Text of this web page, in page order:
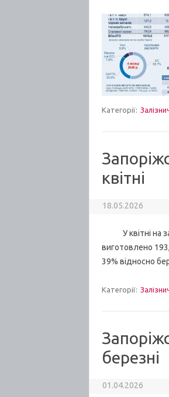
Категорії:
квітні
18.05.2026
У квітні на
виготовлено
39% відносно
Категорії:
березні
01.04.2026